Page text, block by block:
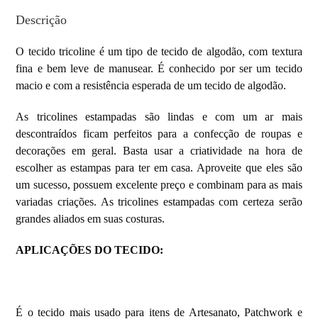
Descrição
O tecido tricoline é um tipo de tecido de algodão, com textura
fina e bem leve de manusear. É conhecido por ser um tecido
macio e com a resistência esperada de um tecido de algodão.
As tricolines estampadas são lindas e com um ar mais
descontraídos ficam perfeitos para a confecção de roupas e
decorações em geral. Basta usar a criatividade na hora de
escolher as estampas para ter em casa. Aproveite que eles são
um sucesso, possuem excelente preço e combinam para as mais
variadas criações. As tricolines estampadas com certeza serão
grandes aliados em suas costuras.
APLICAÇÕES DO TECIDO:
É o tecido mais usado para itens de Artesanato, Patchwork e